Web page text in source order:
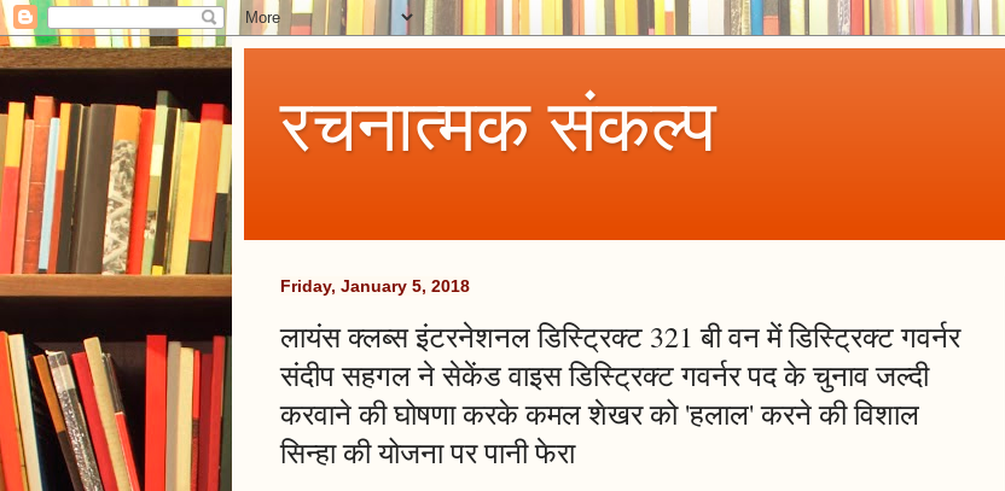
रचनात्मक संकल्प
Friday, January 5, 2018
लायंस क्लब्स इंटरनेशनल डिस्ट्रिक्ट 321 बी वन में डिस्ट्रिक्ट गवर्नर
संदीप सहगल ने सेकेंड वाइस डिस्ट्रिक्ट गवर्नर पद के चुनाव जल्दी
करवाने की घोषणा करके कमल शेखर को 'हलाल' करने की विशाल
सिन्हा की योजना पर पानी फेरा